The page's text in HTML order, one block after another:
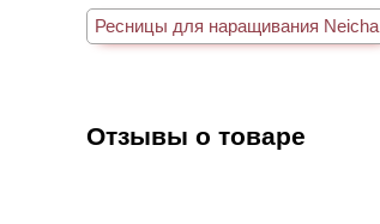
Ресницы для наращивания Neicha
Отзывы о товаре